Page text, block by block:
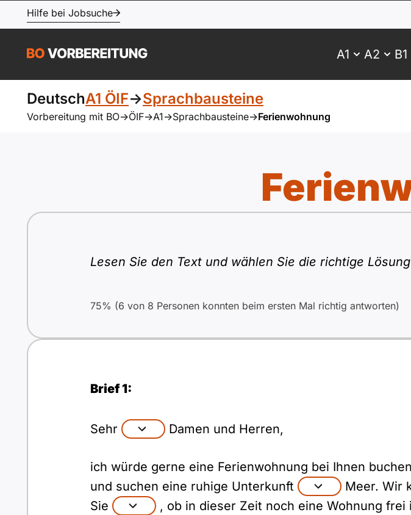
Hilfe bei Jobsuche
A1 A2 B1
DeutschA1 ÖIF->Sprachbausteine
Vorbereitung mit BO->ÖIF->A1->Sprachbausteine->Ferienwohnung
Lesen Sie den Text und wählen Sie die richtige
75% (6 von 8 Personen konnten beim ersten Mal richtig antworten)
Brief 1:
Sehr Damen und Herren,
ich würde gerne eine Ferienwohnung bei Ihnen
und suchen eine ruhige Unterkunft
Meer. Wir
Sie
, ob in dieser Zeit noch eine Wohnung